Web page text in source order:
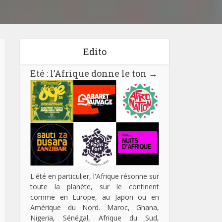
Edito
Eté : l’Afrique donne le ton →
L'été en particulier, l'Afrique résonne sur
toute la planète, sur le continent
comme en Europe, au Japon ou en
Amérique du Nord. Maroc, Ghana,
Nigeria, Sénégal, Afrique du Sud,